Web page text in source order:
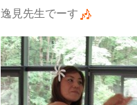
逸見先生でーす